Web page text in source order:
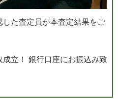
た査定員が本査定結果をご
立！ 銀行口座にお振込み致